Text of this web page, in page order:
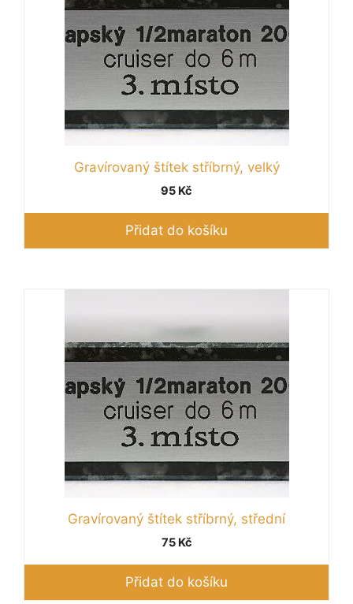
Gravírovaný štítek stříbrný, velký
95 Kč
Přidat do košíku
Gravírovaný štítek stříbrný, střední
75 Kč
Přidat do košíku